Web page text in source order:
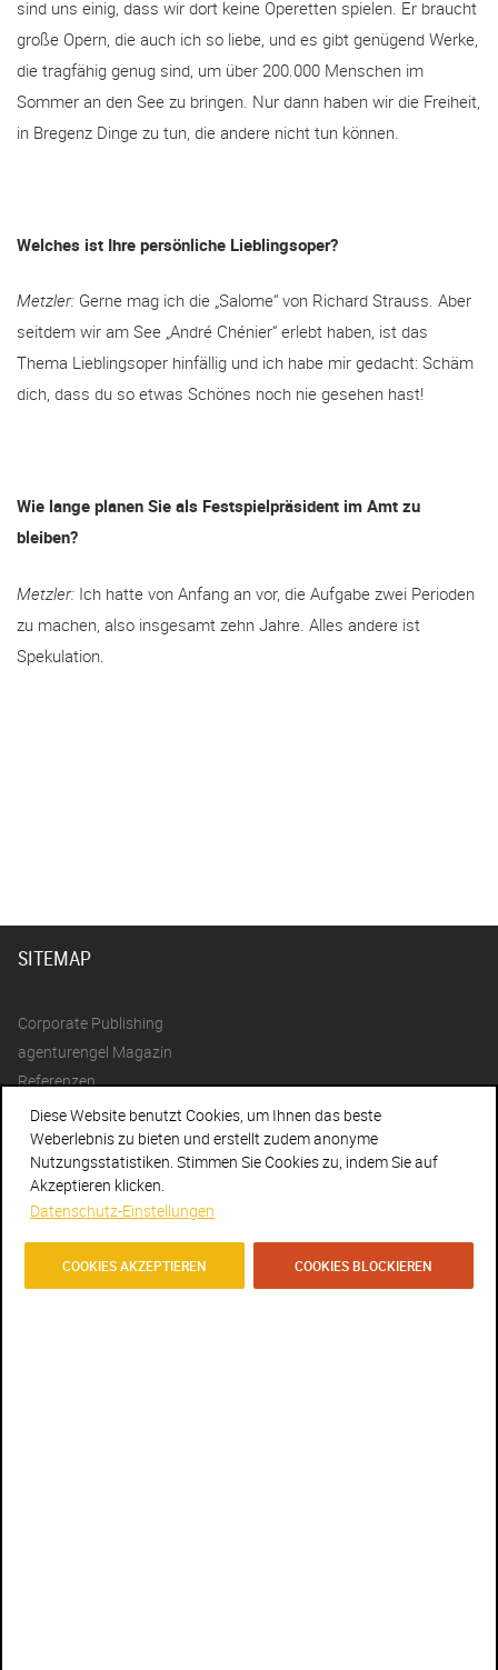
sind uns einig, dass wir dort keine Operetten spielen. Er braucht
große Opern, die auch ich so liebe, und es gibt genügend Werke,
die tragfähig genug sind, um über 200.000 Menschen im
Sommer an den See zu bringen. Nur dann haben wir die Freiheit,
in Bregenz Dinge zu tun, die andere nicht tun können.
Welches ist Ihre persönliche Lieblingsoper?
Metzler: Gerne mag ich die „Salome“ von Richard Strauss. Aber
seitdem wir am See „André Chénier“ erlebt haben, ist das
Thema Lieblingsoper hinfällig und ich habe mir gedacht: Schäm
dich, dass du so etwas Schönes noch nie gesehen hast!
Wie lange planen Sie als Festspielpräsident im Amt zu
bleiben?
Metzler: Ich hatte von Anfang an vor, die Aufgabe zwei Perioden
zu machen, also insgesamt zehn Jahre. Alles andere ist
Spekulation.
SITEMAP
Corporate Publishing
agenturengel Magazin
Referenzen
Agentur
Team
Philosophie
Preisgekrönt
Statements
Diese Website benutzt Cookies, um Ihnen das beste
Weberlebnis zu bieten und erstellt zudem anonyme
Nutzungsstatistiken. Stimmen Sie Cookies zu, indem Sie auf
Akzeptieren klicken.
Datenschutz-Einstellungen
COOKIES AKZEPTIEREN COOKIES BLOCKIEREN